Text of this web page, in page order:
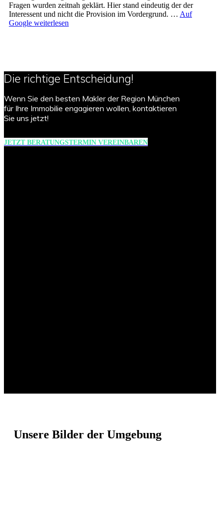
Fragen wurden zeitnah geklärt. Hier stand eindeutig der der
Interessent und nicht die Provision im Vordergrund. … Auf
Google weiterlesen
Die richtige Entscheidung!
Wenn Sie den besten Makler der Region München
für Ihre Immobilie engagieren wollen, kontaktieren
Sie uns jetzt!
JETZT BERATUNGSTERMIN VEREINBAREN
Unsere Bilder der Umgebung